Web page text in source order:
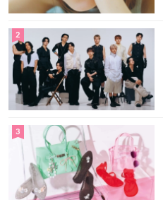
2
3